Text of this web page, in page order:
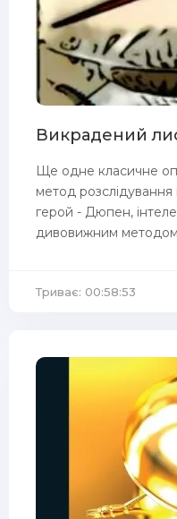
Викрадений
Ще одне класичне
метод
герой - Дюпен,
дивовижним методом,
Триває: 00:58:53